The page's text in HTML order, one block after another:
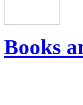
Books